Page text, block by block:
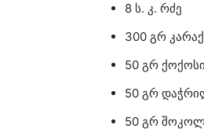
8 ს. კ. რძე
300 გრ
50 გრ
50 გრ
50 გრ